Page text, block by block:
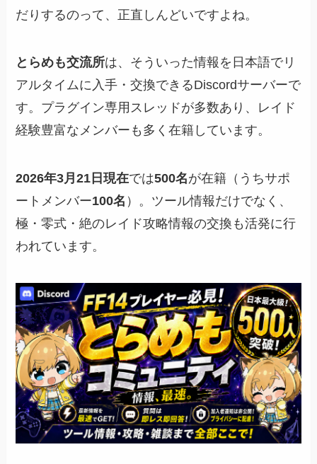
だりするのって、正直しんどいですよね。
とらめも交流所は、そういった情報を日本語でリ
アルタイムに入手・交換できるDiscordサーバーで
す。プラグイン専用スレッドが多数あり、レイド
経験豊富なメンバーも多く在籍しています。
2026年3月21日現在では500名が在籍（うちサポ
ートメンバー100名 ）。ツール情報だけでなく、
極・零式・絶のレイド攻略情報の交換も活発に行
われています。